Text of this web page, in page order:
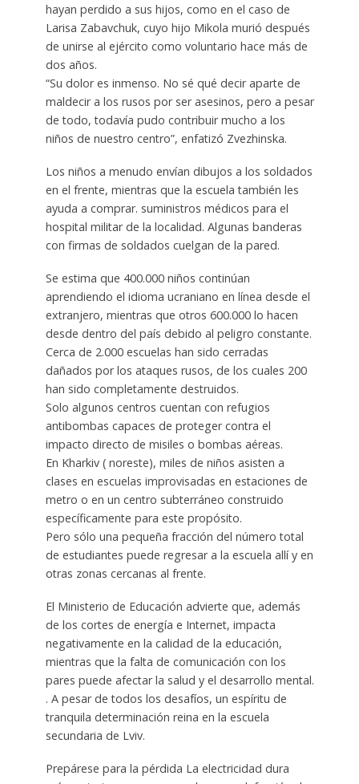
hayan perdido a sus hijos, como en el caso de
Larisa Zabavchuk, cuyo hijo Mikola murió después
de unirse al ejército como voluntario hace más de
dos años.
“Su dolor es inmenso. No sé qué decir aparte de
maldecir a los rusos por ser asesinos, pero a pesar
de todo, todavía pudo contribuir mucho a los
niños de nuestro centro”, enfatizó Zvezhinska.
Los niños a menudo envían dibujos a los soldados
en el frente, mientras que la escuela también les
ayuda a comprar. suministros médicos para el
hospital militar de la localidad. Algunas banderas
con firmas de soldados cuelgan de la pared.
Se estima que 400.000 niños continúan
aprendiendo el idioma ucraniano en línea desde el
extranjero, mientras que otros 600.000 lo hacen
desde dentro del país debido al peligro constante.
Cerca de 2.000 escuelas han sido cerradas
dañados por los ataques rusos, de los cuales 200
han sido completamente destruidos.
Solo algunos centros cuentan con refugios
antibombas capaces de proteger contra el
impacto directo de misiles o bombas aéreas.
En Kharkiv ( noreste), miles de niños asisten a
clases en escuelas improvisadas en estaciones de
metro o en un centro subterráneo construido
específicamente para este propósito.
Pero sólo una pequeña fracción del número total
de estudiantes puede regresar a la escuela allí y en
otras zonas cercanas al frente.
El Ministerio de Educación advierte que, además
de los cortes de energía e Internet, impacta
negativamente en la calidad de la educación,
mientras que la falta de comunicación con los
pares puede afectar la salud y el desarrollo mental.
. A pesar de todos los desafíos, un espíritu de
tranquila determinación reina en la escuela
secundaria de Lviv.
Prepárese para la pérdida La electricidad dura